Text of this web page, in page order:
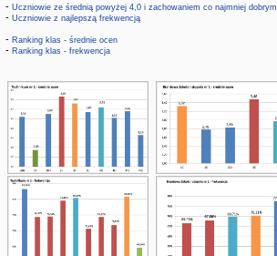
- Uczniowie ze średnią powyżej 4,0 i zachowaniem co najmniej dobrym
- Uczniowie z najlepszą frekwencją
- Ranking klas - średnie ocen
- Ranking klas - frekwencja